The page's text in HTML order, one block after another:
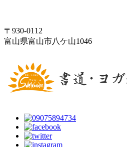
〒930-0112
富山県富山市八ケ山1046